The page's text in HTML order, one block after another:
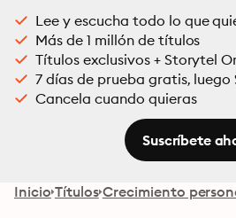
Lee y escucha todo lo que
Más de 1 millón de títulos
Títulos exclusivos + Storytel
7 días de prueba gratis, luego
Cancela cuando quieras
Suscríbete
Inicio Títulos Crecimiento